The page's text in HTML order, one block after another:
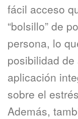
fácil acceso
“bolsillo” de
persona, lo
posibilidad
aplicación
sobre el
Además,